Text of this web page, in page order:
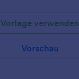
Vorlage verwenden
Vorschau